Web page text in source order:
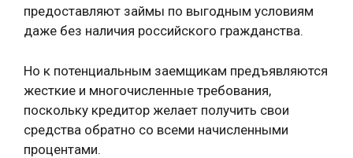
предоставляют займы по выгодным условиям
даже без наличия российского гражданства.
Но к потенциальным заемщикам предъявляются
жесткие и многочисленные требования,
поскольку кредитор желает получить свои
средства обратно со всеми начисленными
процентами.